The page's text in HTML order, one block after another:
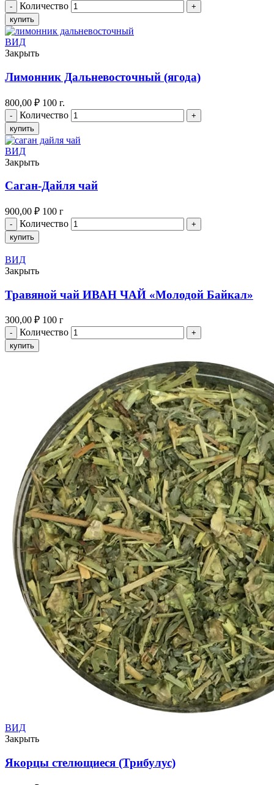
Количество
купить
ВИД
Закрыть
Лимонник Дальневосточный (ягода)
800,00 ₽ 100 г.
Количество
купить
ВИД
Закрыть
Саган-Дайля чай
900,00 ₽ 100 г
Количество
купить
ВИД
Закрыть
Травяной чай ИВАН ЧАЙ «Молодой Байкал»
300,00 ₽ 100 г
Количество
купить
ВИД
Закрыть
Якорцы стелющиеся (Трибулус)